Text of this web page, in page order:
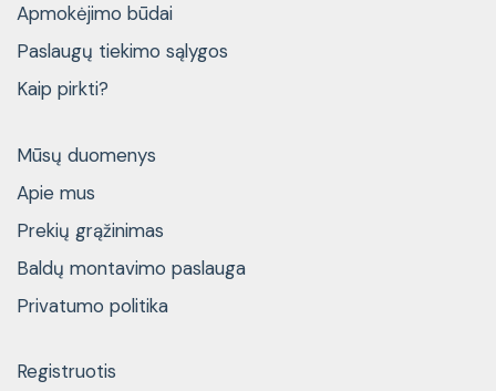
Apmokėjimo būdai
Paslaugų tiekimo sąlygos
Kaip pirkti?
Mūsų duomenys
Apie mus
Prekių grąžinimas
Baldų montavimo paslauga
Privatumo politika
Registruotis